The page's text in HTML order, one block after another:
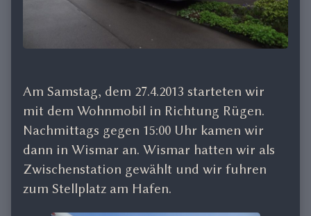
Am Samstag, dem 27.4.2013 starteten wir
mit dem Wohnmobil in Richtung Rügen.
Nachmittags gegen 15:00 Uhr kamen wir
dann in Wismar an. Wismar hatten wir als
Zwischenstation gewählt und wir fuhren
zum Stellplatz am Hafen.